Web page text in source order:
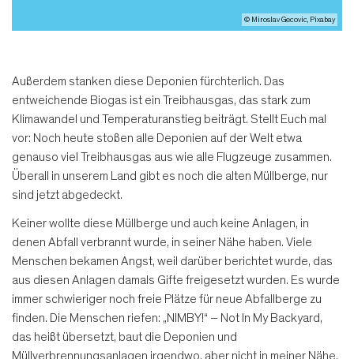
© Miroslav Gecovic, Pixabay
Außerdem stanken diese Deponien fürchterlich. Das
entweichende Biogas ist ein Treibhausgas, das stark zum
Klimawandel und Temperaturanstieg beiträgt. Stellt Euch mal
vor: Noch heute stoßen alle Deponien auf der Welt etwa
genauso viel Treibhausgas aus wie alle Flugzeuge zusammen.
Überall in unserem Land gibt es noch die alten Müllberge, nur
sind jetzt abgedeckt.
Keiner wollte diese Müllberge und auch keine Anlagen, in
denen Abfall verbrannt wurde, in seiner Nähe haben. Viele
Menschen bekamen Angst, weil darüber berichtet wurde, das
aus diesen Anlagen damals Gifte freigesetzt wurden. Es wurde
immer schwieriger noch freie Plätze für neue Abfallberge zu
finden. Die Menschen riefen: „NIMBY!“ – Not In My Backyard,
das heißt übersetzt, baut die Deponien und
Müllverbrennungsanlagen irgendwo, aber nicht in meiner Nähe.